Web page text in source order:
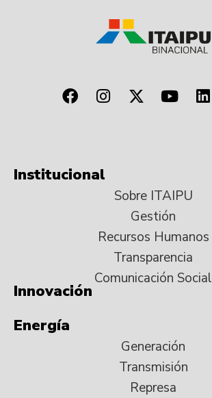
Institucional
Sobre ITAIPU
Gestión
Recursos Humanos
Transparencia
Comunicación Social
Innovación
Energía
Generación
Transmisión
Represa